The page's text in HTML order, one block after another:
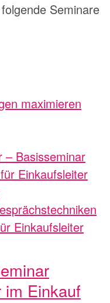
Seminare
maximieren
– Basisseminar
Einkaufsleiter
Einkaufsleiter
im Einkauf